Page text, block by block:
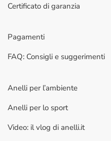
Certificato di garanzia
Pagamenti
FAQ: Consigli e suggerimenti
Anelli per l’ambiente
Anelli per lo sport
Video: il vlog di anelli.it